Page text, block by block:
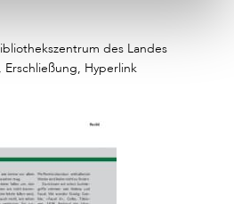
des Landes
Hyperlink